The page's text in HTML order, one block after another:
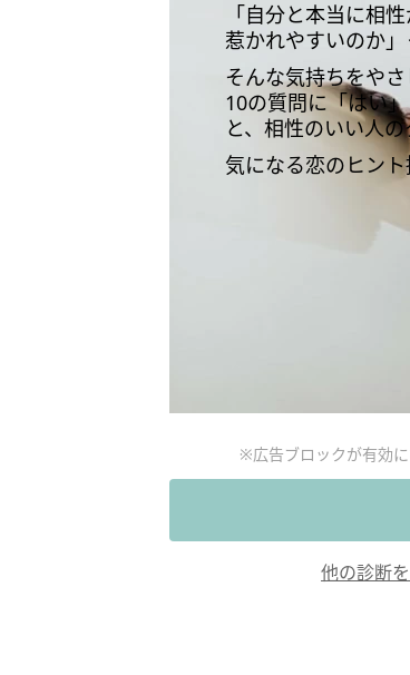
「自分と本当に相
惹かれやすいのか」
そんな気持ちをや
10の質問に「はい
と、相性のいい人の
気になる恋のヒン
※広告ブロックが有効に
他の診断